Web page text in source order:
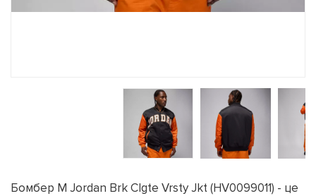
Бомбер M Jordan Brk Clgte Vrsty Jkt (HV0099011) - це